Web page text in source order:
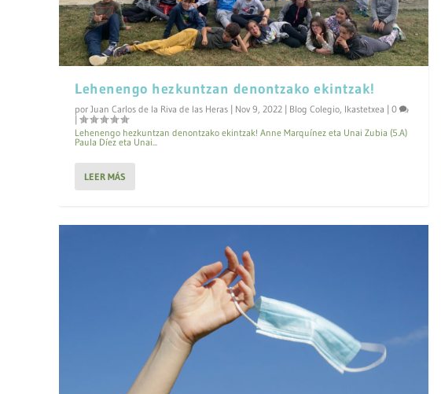
Lehenengo hezkuntzan denontzako ekintzak!
por Juan Carlos de la Riva de las Heras | Nov 9, 2022 | Blog Colegio, Ikastetxea | 0
|
Lehenengo hezkuntzan denontzako ekintzak! Anne Marquínez eta Unai Zubia (5.A)
Paula Díez eta Unai...
LEER MÁS